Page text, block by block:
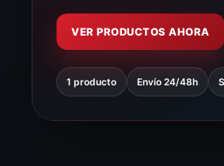
VER PRODUCTOS AHORA
1 producto Envío 24/48h